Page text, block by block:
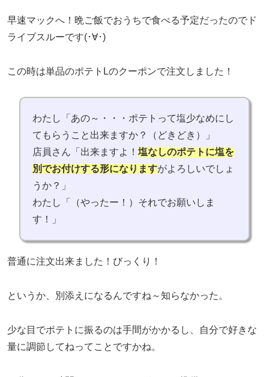
早速マックへ！晩ご飯でおうちで食べる予定だったのでド
ライブスルーです(･∀･)
この時は単品のポテトLのクーポンで注文しました！
わたし「あの～・・・ポテトって塩少なめにし
てもらうこと出来ますか？（どきどき）」
店員さん「出来ますよ！ 塩なしのポテトに塩を
別でお付けする形になりますがよろしいでしょ
うか？」
わたし「（やったー！）それでお願いしま
す！」
普通に注文出来ました！びっくり！
というか、別添えになるんですね～知らなかった。
少な目でポテトに振るのは手間がかかるし、自分で好きな
量に調節してねってことですかね。